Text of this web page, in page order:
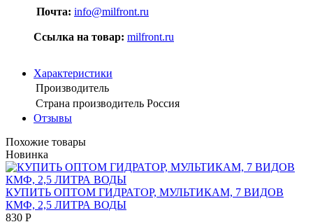
Почта: info@milfront.ru
Ссылка на товар: milfront.ru
Характеристики
Производитель
Страна производитель Россия
Отзывы
Похожие товары
Новинка
КУПИТЬ ОПТОМ ГИДРАТОР, МУЛЬТИКАМ, 7 ВИДОВ
КМФ, 2,5 ЛИТРА ВОДЫ
830 Р